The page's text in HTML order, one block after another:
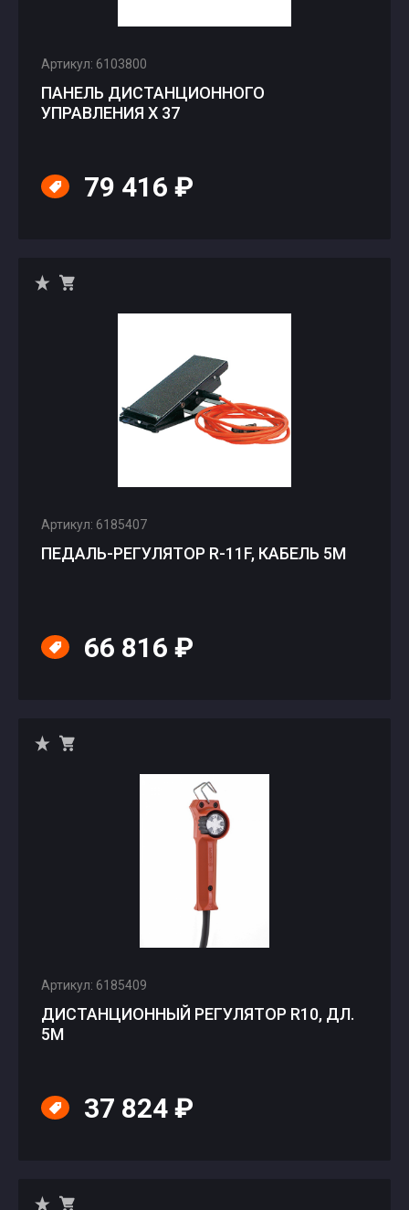
Артикул: 6103800
ПАНЕЛЬ ДИСТАНЦИОННОГО
УПРАВЛЕНИЯ Х 37
79 416 ₽
Артикул: 6185407
ПЕДАЛЬ-РЕГУЛЯТОР R-11F, КАБЕЛЬ 5М
66 816 ₽
Артикул: 6185409
ДИСТАНЦИОННЫЙ РЕГУЛЯТОР R10, ДЛ.
5М
37 824 ₽